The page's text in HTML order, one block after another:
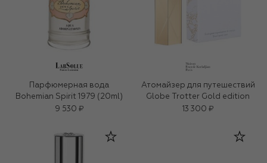
Парфюмерная вода
Bohemian Spirit 1979 (20ml)
9 530 ₽
Атомайзер для путешествий
Globe Trotter Gold edition
13 300 ₽